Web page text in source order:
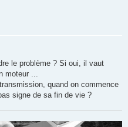
le problème ? Si oui, il vaut
moteur ...
quand on commence
signe de sa fin de vie ?